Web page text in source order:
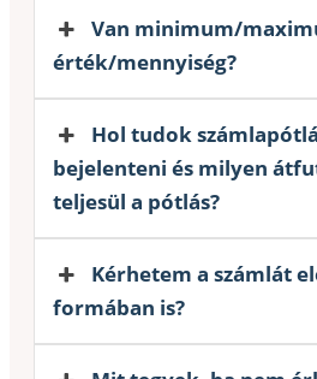
Van minimum/
érték/mennyiség?
Hol tudok
bejelenteni és milyen
teljesül a pótlás?
Kérhetem a számlát
formában is?